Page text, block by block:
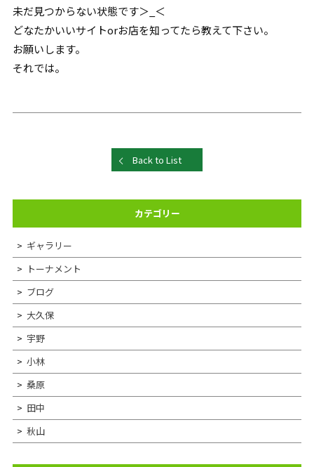
未だ見つからない状態です＞_＜
どなたかいいサイトorお店を知ってたら教えて下さい。
お願いします。
それでは。
Back to List
カテゴリー
ギャラリー
トーナメント
ブログ
大久保
宇野
小林
桑原
田中
秋山